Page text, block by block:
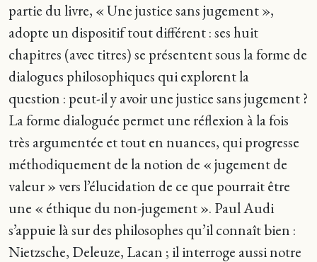
partie du livre, « Une justice sans jugement »,
adopte un dispositif tout différent : ses huit
chapitres (avec titres) se présentent sous la forme de
dialogues philosophiques qui explorent la
question : peut-il y avoir une justice sans jugement ?
La forme dialoguée permet une réflexion à la fois
très argumentée et tout en nuances, qui progresse
méthodiquement de la notion de « jugement de
valeur » vers l’élucidation de ce que pourrait être
une « éthique du non-jugement ». Paul Audi
s’appuie là sur des philosophes qu’il connaît bien :
Nietzsche, Deleuze, Lacan ; il interroge aussi notre